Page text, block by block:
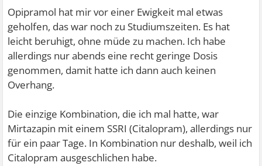
angeboten wird? Es war doch ein günstiges AD, Patent
schon lange abgelaufen, ähnlich wirksam & effektiv wie
Amitryptilin bei deutlich weniger Nebenwirkungen. Ich
hatte mir das auf die Liste gepackt, weil ich es unbedingt
mal ausprobieren wollte, da ich sehr viel Positives zu
Nortriptylin gehört hatte.
Man man man
Naja, ich bin regelmäßig in Polen.
Vielleicht ist es dort noch erhältlich...
Opipramol hat mir vor einer Ewigkeit mal etwas
geholfen, das war noch zu Studiumszeiten. Es hat
leicht beruhigt, ohne müde zu machen. Ich habe
allerdings nur abends eine recht geringe Dosis
genommen, damit hatte ich dann auch keinen
Overhang.
Die einzige Kombination, die ich mal hatte, war
Mirtazapin mit einem SSRI (Citalopram), allerdings nur
für ein paar Tage. In Kombination nur deshalb, weil ich
Citalopram ausgeschlichen habe.